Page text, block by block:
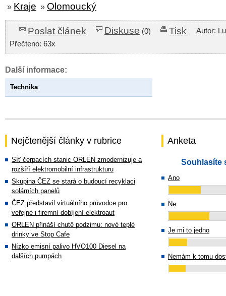
» Kraje » Olomoucký
Poslat článek Diskuse (0) Tisk
Autor:
Přečteno: 63x
Další informace:
Technika
Nejčtenější články v rubrice
Síť čerpacích stanic ORLEN zmodernizuje a
rozšíří elektromobilní infrastrukturu
Skupina ČEZ se stará o budoucí recyklaci
solárních panelů
ČEZ představil virtuálního průvodce pro
veřejné i firemní dobíjení elektroaut
ORLEN přináší chutě podzimu: nové teplé
drinky ve Stop Cafe
Nízko emisní palivo HVO100 Diesel na
dalších pumpách
Anketa
Souhlasíte
Ano
Ne
Je mi to jedno
Nemám k tomu